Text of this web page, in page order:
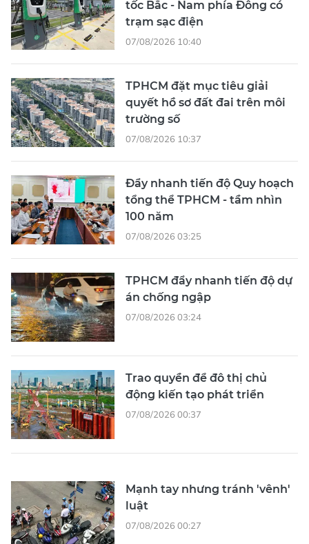
tốc Bắc - Nam phía Đông có
trạm sạc điện
07/08/2026 10:40
TPHCM đặt mục tiêu giải
quyết hồ sơ đất đai trên môi
trường số
07/08/2026 10:37
Đẩy nhanh tiến độ Quy hoạch
tổng thể TPHCM - tầm nhìn
100 năm
07/08/2026 03:25
TPHCM đẩy nhanh tiến độ dự
án chống ngập
07/08/2026 03:24
Trao quyền để đô thị chủ
động kiến tạo phát triển
07/08/2026 00:37
Mạnh tay nhưng tránh 'vênh'
luật
07/08/2026 00:27